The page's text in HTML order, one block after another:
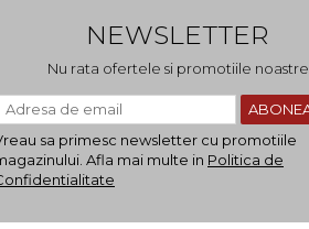
NEWSLETTER
Nu rata ofertele si promotiile noastre
sa primesc newsletter cu promotiile
Afla mai multe in Politica de